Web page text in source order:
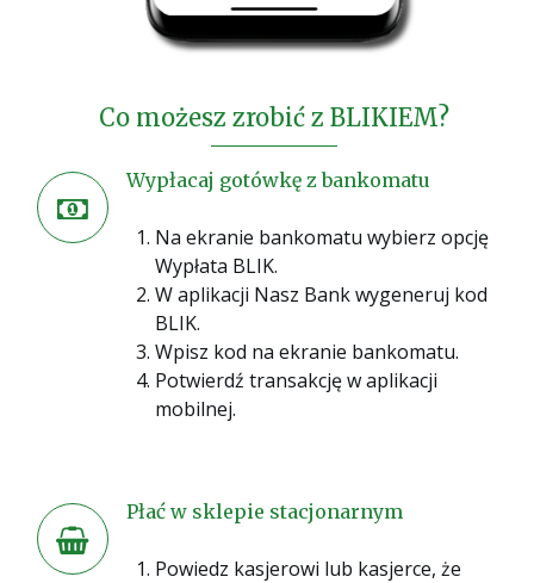
Co możesz zrobić z BLIKIEM?
Wypłacaj gotówkę z bankomatu
Na ekranie bankomatu wybierz opcję
Wypłata BLIK.
W aplikacji Nasz Bank wygeneruj kod
BLIK.
Wpisz kod na ekranie bankomatu.
Potwierdź transakcję w aplikacji
mobilnej.
Płać w sklepie stacjonarnym
Powiedz kasjerowi lub kasjerce, że